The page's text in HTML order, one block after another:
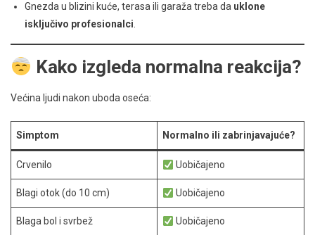
Gnezda u blizini kuće, terasa ili garaža treba da uklone
isključivo profesionalci.
Kako izgleda normalna reakcija?
Većina ljudi nakon uboda oseća:
Simptom Normalno ili zabrinjavajuće?
Crvenilo Uobičajeno
Blagi otok (do 10 cm) Uobičajeno
Blaga bol i svrbež Uobičajeno